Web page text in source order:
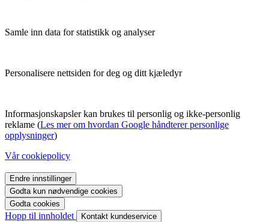
Samle inn data for statistikk og analyser
Personalisere nettsiden for deg og ditt kjæledyr
Informasjonskapsler kan brukes til personlig og ikke-personlig
reklame (Les mer om hvordan Google håndterer personlige
opplysninger)
Vår cookiepolicy
Endre innstillinger
Godta kun nødvendige cookies
Godta cookies
Hopp til innholdet Kontakt kundeservice